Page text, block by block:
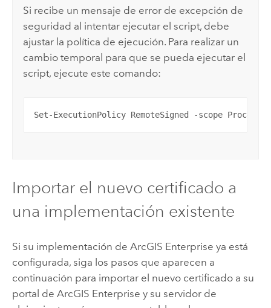
Si recibe un mensaje de error de excepción de
seguridad al intentar ejecutar el script, debe
ajustar la política de ejecución. Para realizar un
cambio temporal para que se pueda ejecutar el
script, ejecute este comando:
Set-ExecutionPolicy RemoteSigned -scope Process
Importar el nuevo certificado a
una implementación existente
Si su implementación de ArcGIS Enterprise ya está
configurada, siga los pasos que aparecen a
continuación para importar el nuevo certificado a su
portal de ArcGIS Enterprise y su servidor de